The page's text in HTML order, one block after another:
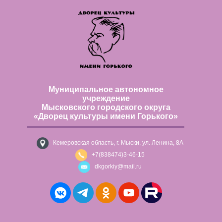
Муниципальное автономное
учреждение
Мысковского городского округа
«Дворец культуры имени Горького»
Кемеровская область, г. Мыски, ул. Ленина, 8А
+7(838474)3-46-15
dkgorkiy@mail.ru